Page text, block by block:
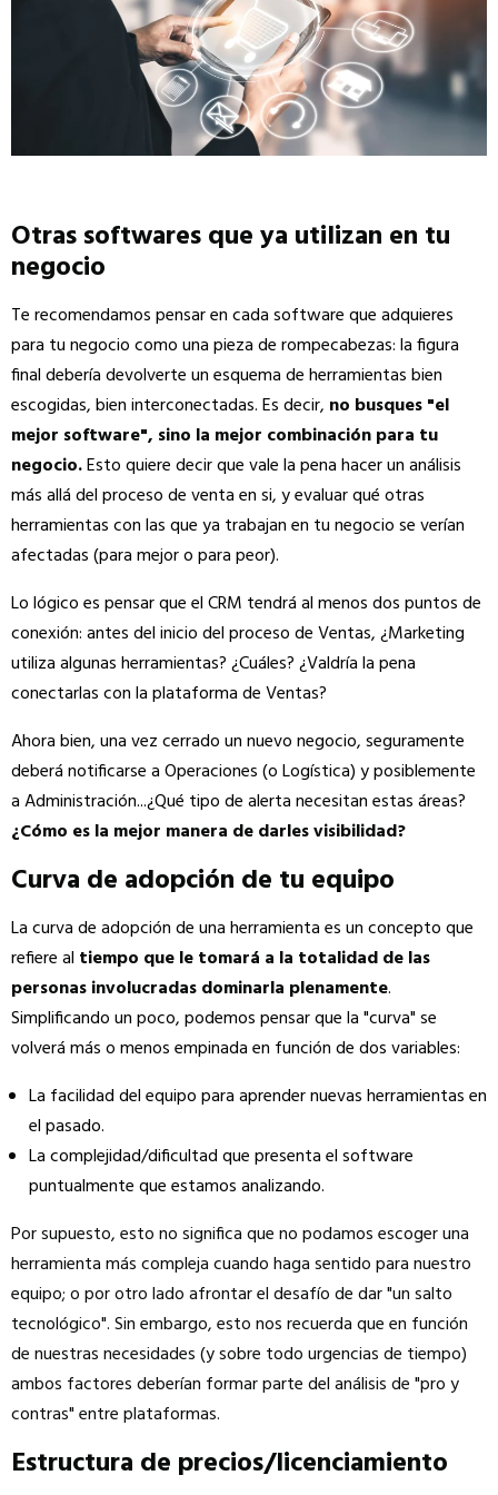
Otras softwares que ya utilizan en tu
negocio
Te recomendamos pensar en cada software que adquieres
para tu negocio como una pieza de rompecabezas: la figura
final debería devolverte un esquema de herramientas bien
escogidas, bien interconectadas. Es decir, no busques "el
mejor software", sino la mejor combinación para tu
negocio.Esto quiere decir que vale la pena hacer un análisis
más allá del proceso de venta en si, y evaluar qué otras
herramientas con las que ya trabajan en tu negocio se verían
afectadas (para mejor o para peor).
Lo lógico es pensar que el CRM tendrá al menos dos puntos de
conexión: antes del inicio del proceso de Ventas, ¿Marketing
utiliza algunas herramientas? ¿Cuáles? ¿Valdría la pena
conectarlas con la plataforma de Ventas?
Ahora bien, una vez cerrado un nuevo negocio, seguramente
deberá notificarse a Operaciones (o Logística) y posiblemente
a Administración...¿Qué tipo de alerta necesitan estas áreas?
¿Cómo es la mejor manera de darles visibilidad?
Curva de adopción de tu equipo
La curva de adopción de una herramienta es un concepto que
refiere al tiempo que le tomará a la totalidad de las
personas involucradas dominarla plenamente.
Simplificando un poco, podemos pensar que la "curva" se
volverá más o menos empinada en función de dos variables:
La facilidad del equipo para aprender nuevas herramientas en
el pasado.
La complejidad/dificultad que presenta el software
puntualmente que estamos analizando.
Por supuesto, esto no significa que no podamos escoger una
herramienta más compleja cuando haga sentido para nuestro
equipo; o por otro lado afrontar el desafío de dar "un salto
tecnológico". Sin embargo, esto nos recuerda que en función
de nuestras necesidades (y sobre todo urgencias de tiempo)
ambos factores deberían formar parte del análisis de "pro y
contras" entre plataformas.
Estructura de precios/licenciamiento